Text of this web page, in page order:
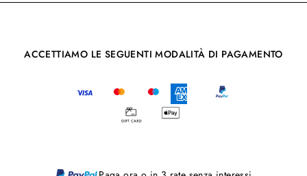
ACCETTIAMO LE SEGUENTI MODALITÀ DI PAGAMENTO